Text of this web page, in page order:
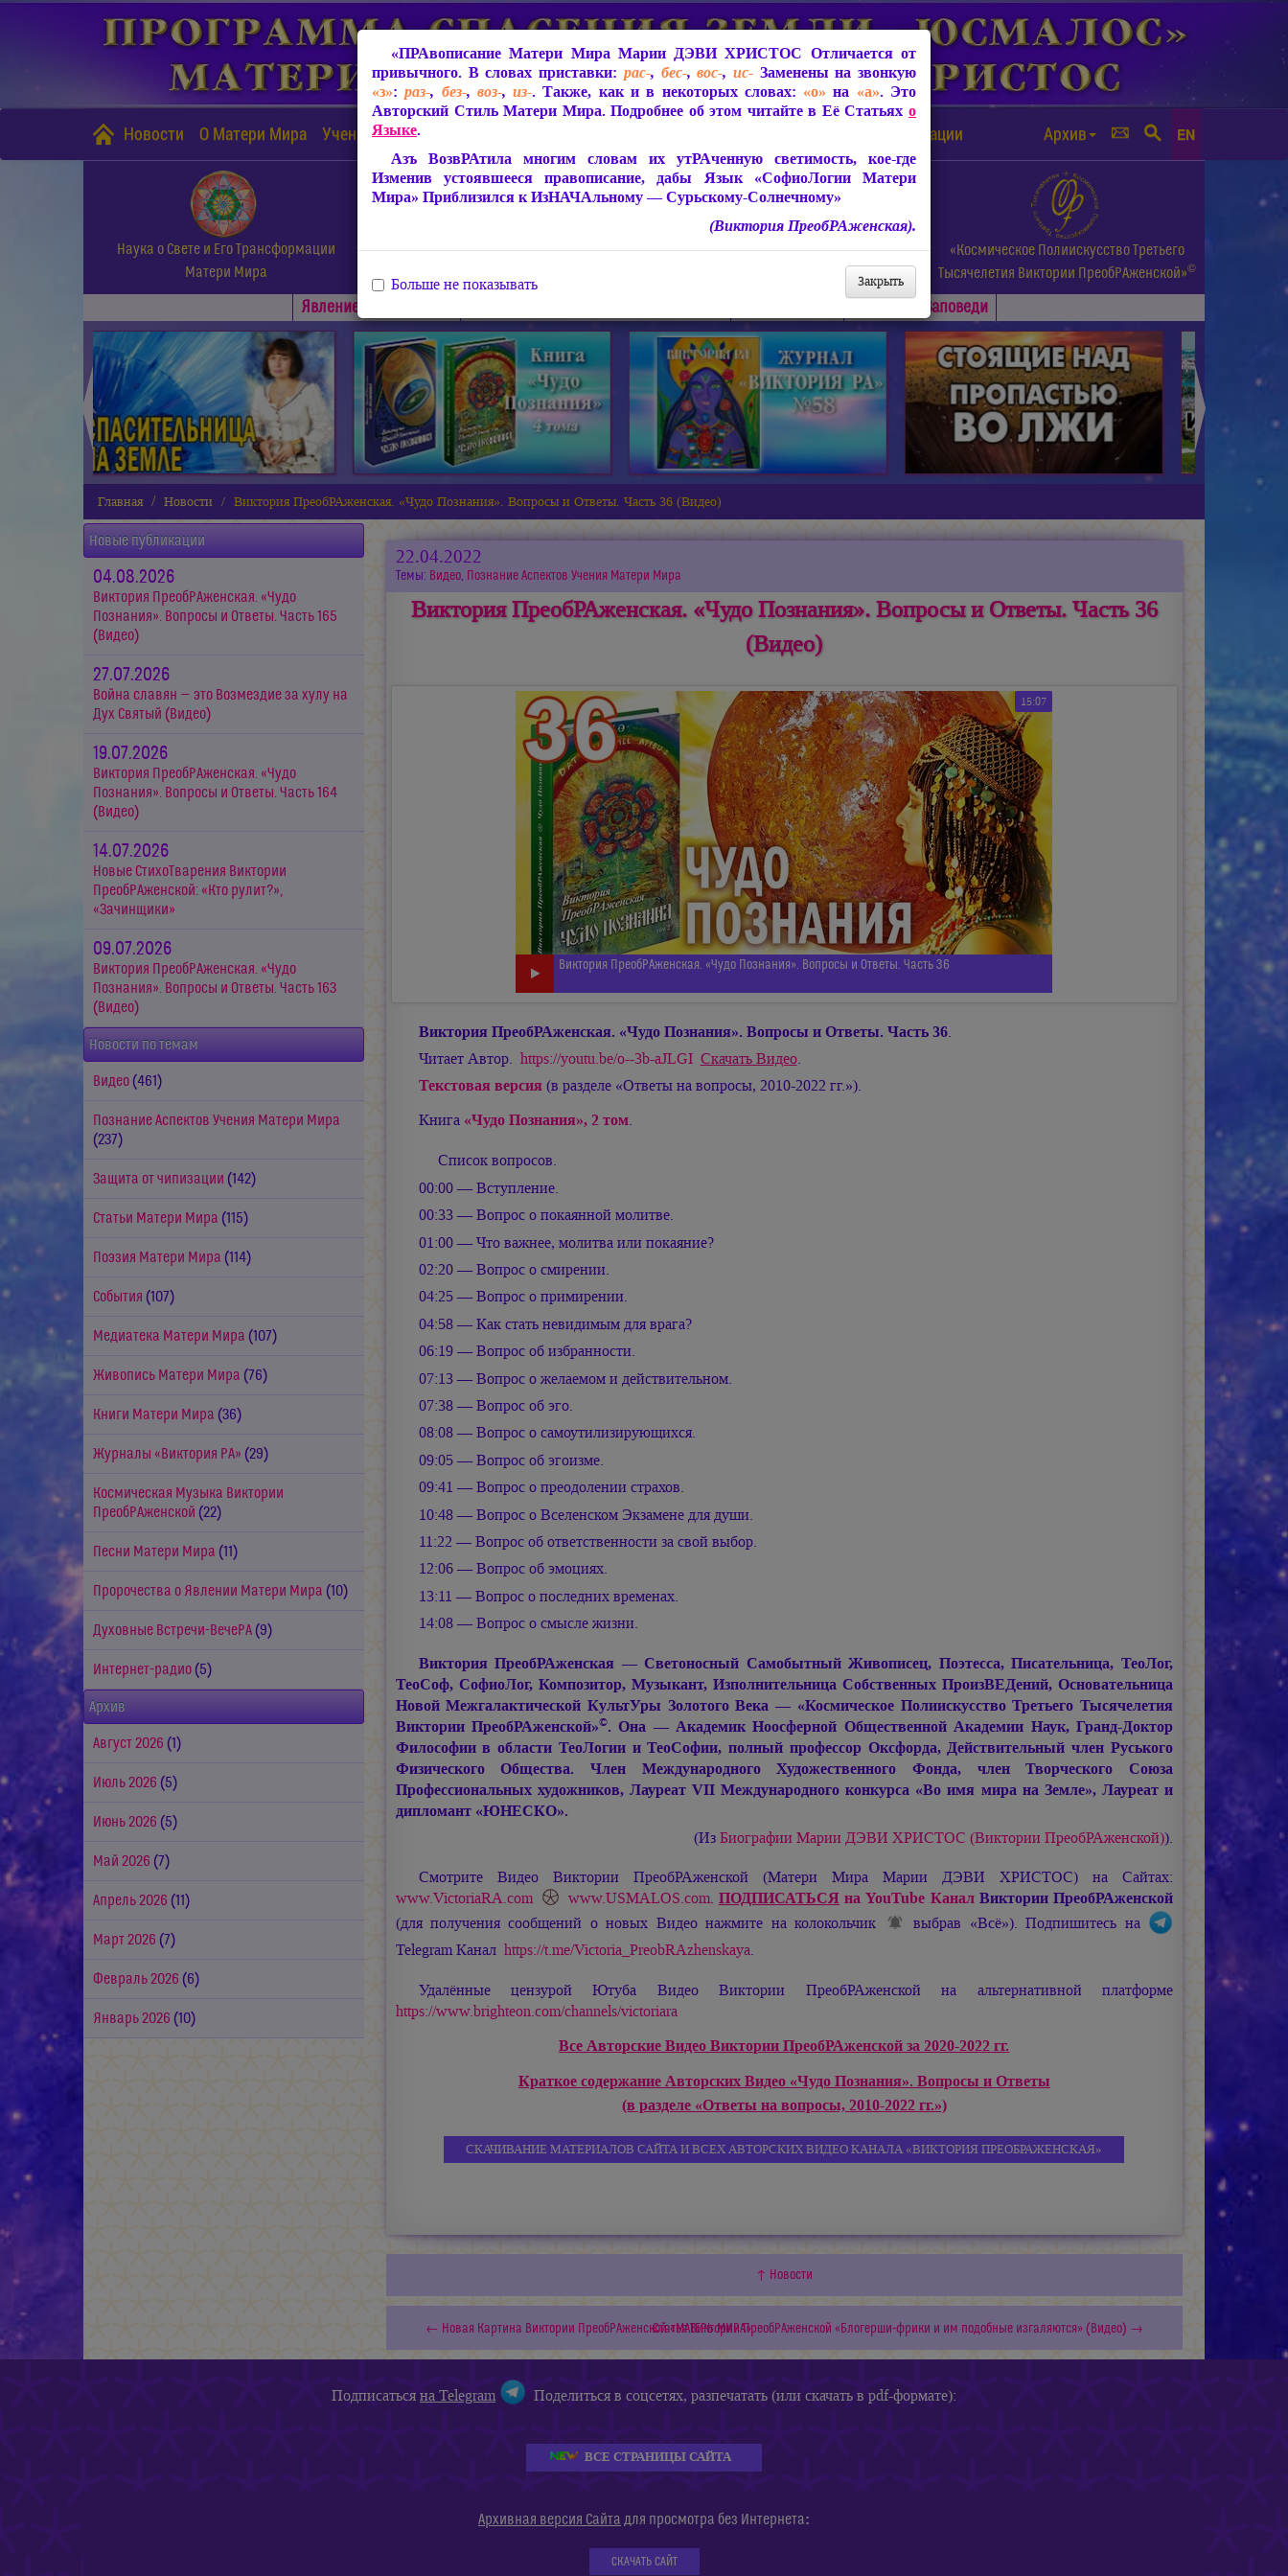
Новости О Матери Мира Учение Матери Мира Защита от чипизации Архив EN
Наука о Свете и Его Трансформации
Матери Мира
СофиоЛогия Матери Мира
Живое Слово Матери Мира.
Статьи, Книги, Видео, Аудио и др.
«Космическое Полиискусство Третьего
Тысячелетия Виктории ПреобРАженской»©
Явлениe Матери Мира Заповеди
◄ ►
Главная Новости Виктория ПреобРАженская. «Чудо Познания». Вопросы и Ответы. Часть 36 (Видео)
Новые публикации
04.08.2026
Виктория ПреобРАженская. «Чудо
Познания». Вопросы и Ответы. Часть 165
(Видео)
27.07.2026
Война славян — это Возмездие за хулу на
Дух Святый (Видео)
19.07.2026
Виктория ПреобРАженская. «Чудо
Познания». Вопросы и Ответы. Часть 164
(Видео)
14.07.2026
Новые СтихоТварения Виктории
ПреобРАженской: «Кто рулит?»,
«Зачинщики»
09.07.2026
Виктория ПреобРАженская. «Чудо
Познания». Вопросы и Ответы. Часть 163
(Видео)
Новости по темам
Видео (461)
Познание Аспектов Учения Матери Мира
(237)
Защита от чипизации (142)
Статьи Матери Мира (115)
Поэзия Матери Мира (114)
События (107)
Медиатека Матери Мира (107)
Живопись Матери Мира (76)
Книги Матери Мира (36)
Журналы «Виктория РА» (29)
Космическая Музыка Виктории
ПреобРАженской (22)
Песни Матери Мира (11)
Пророчества о Явлении Матери Мира (10)
Духовные Встречи-ВечеРА (9)
Интернет-радио (5)
Архив
Август 2026 (1)
Июль 2026 (5)
Июнь 2026 (5)
Май 2026 (7)
Апрель 2026 (11)
Март 2026 (7)
Февраль 2026 (6)
Январь 2026 (10)
22.04.2022
Темы: Видео, Познание Аспектов Учения Матери Мира
Виктория ПреобРАженская. «Чудо Познания». Вопросы и Ответы. Часть 36
(Видео)
15:07
Виктория ПреобРАженская. «Чудо Познания». Вопросы и Ответы. Часть 36
Виктория ПреобРАженская. «Чудо Познания». Вопросы и Ответы. Часть 36.
Читает Автор. https://youtu.be/o--3b-aJLGI Скачать Видео.
Текстовая версия(в разделе «Ответы на вопросы, 2010-2022 гг.»).
Книга «Чудо Познания», 2 том.
Список вопросов.
00:00 — Вступление.
00:33 — Вопрос о покаянной молитве.
01:00 — Что важнее, молитва или покаяние?
02:20 — Вопрос о смирении.
04:25 — Вопрос о примирении.
04:58 — Как стать невидимым для врага?
06:19 — Вопрос об избранности.
07:13 — Вопрос о желаемом и действительном.
07:38 — Вопрос об эго.
08:08 — Вопрос о самоутилизирующихся.
09:05 — Вопрос об эгоизме.
09:41 — Вопрос о преодолении страхов.
10:48 — Вопрос о Вселенском Экзамене для души.
11:22 — Вопрос об ответственности за свой выбор.
12:06 — Вопрос об эмоциях.
13:11 — Вопрос о последних временах.
14:08 — Вопрос о смысле жизни.
Виктория ПреобРАженская — Светоносный Самобытный Живописец, Поэтесса, Писательница, ТеоЛог,
ТеоСоф, СофиоЛог, Композитор, Музыкант, Изполнительница Собственных ПроизВЕДений, Основательница
Новой Межгалактической КультУры Золотого Века — «Космическое Полиискусство Третьего Тысячелетия
Виктории ПреобРАженской»©. Она — Академик Ноосферной Общественной Академии Наук, Гранд-Доктор
Философии в области ТеоЛогии и ТеоСофии, полный профессор Оксфорда, Действительный член Руського
Физического Общества. Член Международного Художественного Фонда, член Творческого Союза
Профессиональных художников, Лауреат VII Международного конкурса «Во имя мира на Земле», Лауреат и
дипломант «ЮНЕСКО».
(ИзБиографииМарии ДЭВИ ХРИСТОС (Виктории ПреобРАженской)).
Смотрите Видео Виктории ПреобРАженской (Матери Мира Марии ДЭВИ ХРИСТОС) на Сайтах:
www.VictoriaRA.com
www.USMALOS.com. ПОДПИСАТЬСЯна YouTube КаналВиктории ПреобРАженской
(для получения сообщений о новых Видео нажмите на колокольчик
выбрав «Всё»). Подпишитесь на
Telegram Канал https://t.me/Victoria_PreobRAzhenskaya.
Удалённые цензурой Ютуба Видео Виктории ПреобРАженской на альтернативной платформе
https://www.brighteon.com/channels/victoriara
Все Авторские Видео Виктории ПреобРАженской за 2020-2022 гг.
Краткое содержание Авторских Видео «Чудо Познания». Вопросы и Ответы
(в разделе «Ответы на вопросы, 2010-2022 гг.»)
СКАЧИВАНИЕ МАТЕРИАЛОВ САЙТА И ВСЕХ АВТОРСКИХ ВИДЕО КАНАЛА «ВИКТОРИЯ ПРЕОБРАЖЕНСКАЯ»
↑ Новости
← Новая Картина Виктории ПреобРАженской «МАТЕРЬ МИРА»Статья Виктории ПреобРАженской «Блогерши-фрики и им подобные изгаляются» (Видео) →
«ПРАвописание Матери Мира Марии ДЭВИ ХРИСТОС Отличается от
привычного. В словах приставки: рас-, бес-,вос-, ис-Заменены на звонкую
«з»:раз-, без-, воз-,из-. Также, как и в некоторых словах: «о» на «а». Это
Авторский Стиль Матери Мира. Подробнее об этом читайте в Её Статьях о
Языке.
Азъ ВозвРАтила многим словам их утРАченную светимость, кое-где
Изменив устоявшееся правописание, дабы Язык «СофиоЛогии Матери
Мира» Приблизился к ИзНАЧАльному — Сурьскому-Солнечному»
(Виктория ПреобРАженская).
Закрыть
Больше не показывать
Подписатьсяна Telegram Поделиться в соцсетях, разпечатать (или скачать в pdf-формате):
ВСЕ СТРАНИЦЫ САЙТА
Архивная версия Сайта для просмотра без Интернета:
СКАЧАТЬ САЙТ